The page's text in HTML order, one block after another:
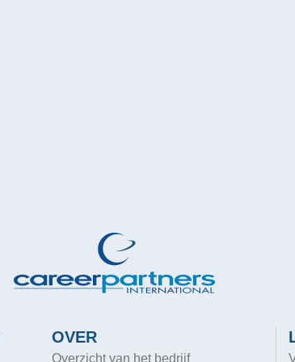
OVER
Overzicht van het bedrijf